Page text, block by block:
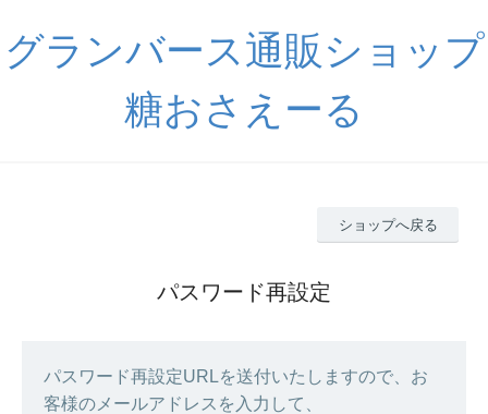
グランバース通販ショップ
糖おさえーる
ショップへ戻る
パスワード再設定
パスワード再設定URLを送付いたしますので、お
客様のメールアドレスを入力して、